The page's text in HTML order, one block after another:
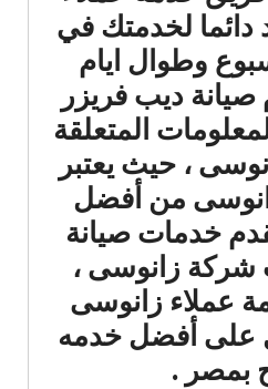
لخدمتك في
وطوال ايام
صيانة ديب فريزر
المتعلقة
، حيث يعتبر
من أفضل
خدمات صيانة
شركة زانوسى ،
عملاء زانوسى
على أفضل خدمه
بمصر .